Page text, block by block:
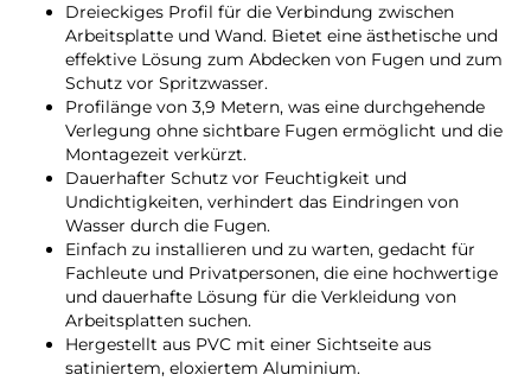
Dreieckiges Profil für die Verbindung zwischen
Arbeitsplatte und Wand. Bietet eine ästhetische und
effektive Lösung zum Abdecken von Fugen und zum
Schutz vor Spritzwasser.
Profilänge von 3,9 Metern, was eine durchgehende
Verlegung ohne sichtbare Fugen ermöglicht und die
Montagezeit verkürzt.
Dauerhafter Schutz vor Feuchtigkeit und
Undichtigkeiten, verhindert das Eindringen von
Wasser durch die Fugen.
Einfach zu installieren und zu warten, gedacht für
Fachleute und Privatpersonen, die eine hochwertige
und dauerhafte Lösung für die Verkleidung von
Arbeitsplatten suchen.
Hergestellt aus PVC mit einer Sichtseite aus
satiniertem, eloxiertem Aluminium.